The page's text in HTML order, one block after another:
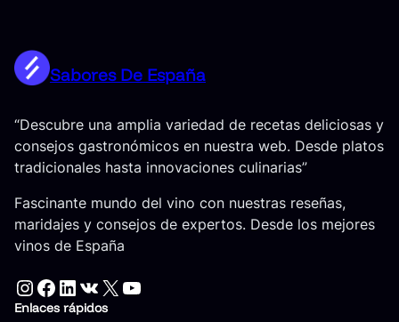
Sabores De España
“Descubre una amplia variedad de recetas deliciosas y
consejos gastronómicos en nuestra web. Desde platos
tradicionales hasta innovaciones culinarias”
Fascinante mundo del vino con nuestras reseñas,
maridajes y consejos de expertos. Desde los mejores
vinos de España
Instagram Facebook LinkedIn VK X YouTube
Enlaces rápidos